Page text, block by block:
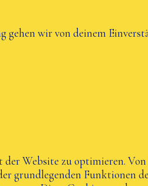
gehen wir von deinem
Website zu optimieren.
grundlegenden